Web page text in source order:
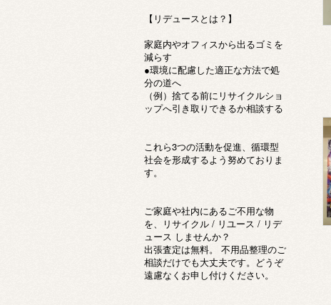
【リデュースとは？】
家庭内やオフィスから出るゴミを
減らす
●環境に配慮した適正な方法で処
分の道へ
（例）捨てる前にリサイクルショ
ップへ引き取りできるか相談する
これら3つの活動を促進、循環型
社会を形成するよう努めておりま
す。
ご家庭や社内にあるご不用な物
を、リサイクル / リユース / リデ
ュース しませんか？
出張査定は無料。 不用品整理のご
相談だけでも大丈夫です。どうぞ
遠慮なくお申し付けください。